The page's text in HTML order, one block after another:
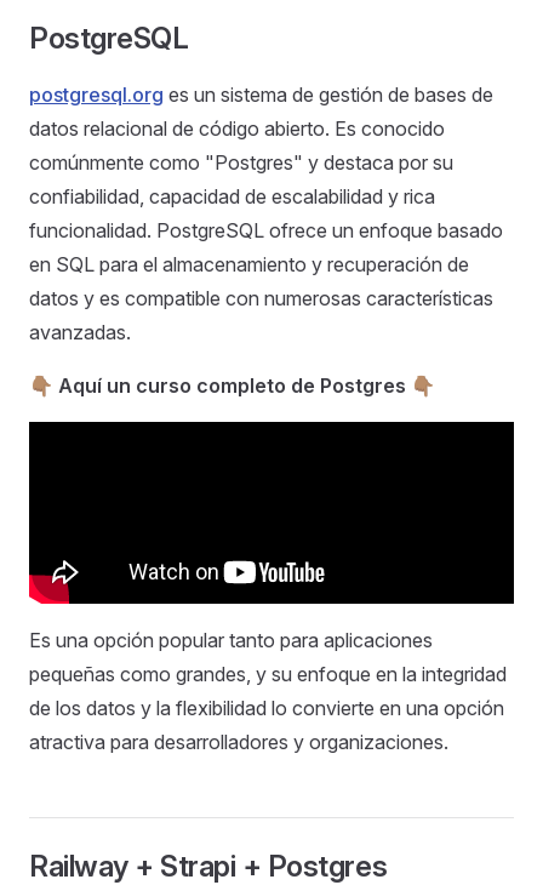
PostgreSQL
postgresql.org es un sistema de gestión de bases de
datos relacional de código abierto. Es conocido
comúnmente como "Postgres" y destaca por su
confiabilidad, capacidad de escalabilidad y rica
funcionalidad. PostgreSQL ofrece un enfoque basado
en SQL para el almacenamiento y recuperación de
datos y es compatible con numerosas características
avanzadas.
👇🏽 Aquí un curso completo de Postgres 👇🏽
Es una opción popular tanto para aplicaciones
pequeñas como grandes, y su enfoque en la integridad
de los datos y la flexibilidad lo convierte en una opción
atractiva para desarrolladores y organizaciones.
Railway + Strapi + Postgres